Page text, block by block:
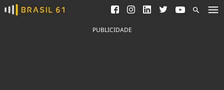
Ver todas as notícias
Saneamento
Indicadores
PUBLICIDADE